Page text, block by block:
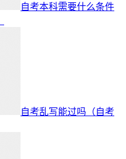
自考本科需要什么条件
自考乱写能过吗（自考